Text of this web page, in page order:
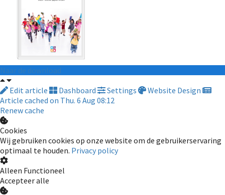
Naar de download
Edit article
Dashboard Settings
Website Design
Article cached on Thu. 6 Aug 08:12
Renew cache
Cookies
Wij gebruiken cookies op onze website om de gebruikerservaring
optimaal te houden. Privacy policy
Alleen Functioneel
Accepteer alle